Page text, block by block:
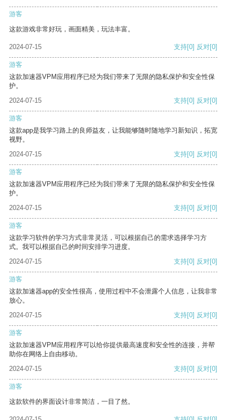
游客
这款游戏非常好玩，画面精美，玩法丰富。
2024-07-15 支持[0] 反对[0]
游客
这款加速器VPM应用程序已经为我们带来了无限的隐私保护和安全性保
护。
2024-07-15
支持[0] 反对[0]
游客
这款app是我学习路上的良师益友，让我能够随时随地学习新知识，拓宽
视野。
2024-07-15
支持[0] 反对[0]
游客
这款加速器VPM应用程序已经为我们带来了无限的隐私保护和安全性保
护。
2024-07-15
支持[0] 反对[0]
游客
这款学习软件的学习方式非常灵活，可以根据自己的需求选择学习方
式。我可以根据自己的时间安排学习进度。
2024-07-15
支持[0] 反对[0]
游客
这款加速器app的安全性很高，使用过程中不会泄露个人信息，让我非常
放心。
2024-07-15
支持[0] 反对[0]
游客
这款加速器VPM应用程序可以给你提供最高速度和安全性的连接，并帮
助你在网络上自由移动。
2024-07-15
支持[0] 反对[0]
游客
这款软件的界面设计非常简洁，一目了然。